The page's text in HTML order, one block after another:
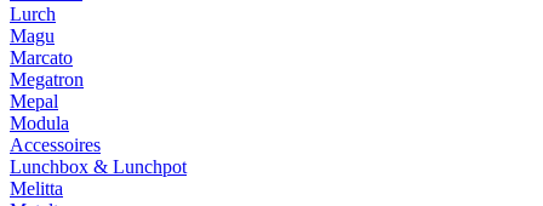
Lurch
Magu
Marcato
Megatron
Mepal
Modula
Accessoires
Lunchbox & Lunchpot
Melitta